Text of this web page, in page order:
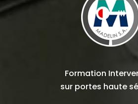
Formation
sur portes haute